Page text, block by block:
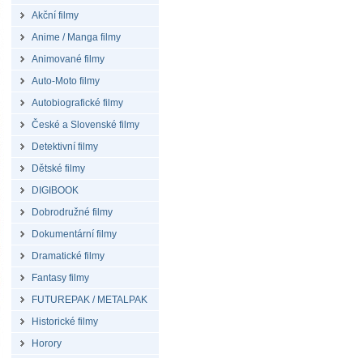
Akční filmy
Anime / Manga filmy
Animované filmy
Auto-Moto filmy
Autobiografické filmy
České a Slovenské filmy
Detektivní filmy
Dětské filmy
DIGIBOOK
Dobrodružné filmy
Dokumentární filmy
Dramatické filmy
Fantasy filmy
FUTUREPAK / METALPAK
Historické filmy
Horory